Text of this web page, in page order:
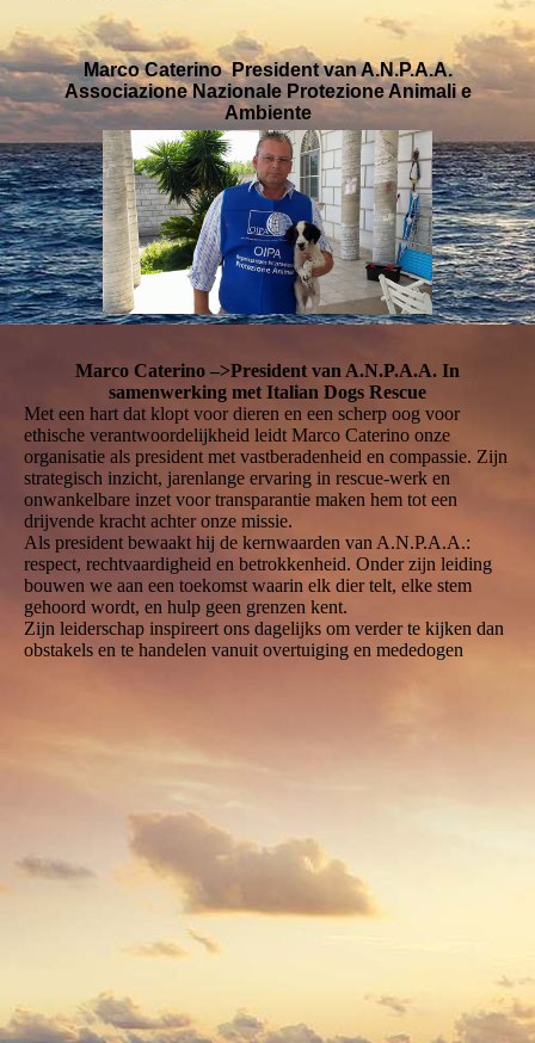
Marco Caterino President van A.N.P.A.A.
Associazione Nazionale Protezione Animali e
Ambiente
Marco Caterino –>President van A.N.P.A.A. In
samenwerking met Italian Dogs Rescue
Met een hart dat klopt voor dieren en een scherp oog voor
ethische verantwoordelijkheid leidt Marco Caterino onze
organisatie als president met vastberadenheid en compassie. Zijn
strategisch inzicht, jarenlange ervaring in rescue-werk en
onwankelbare inzet voor transparantie maken hem tot een
drijvende kracht achter onze missie.
Als president bewaakt hij de kernwaarden van A.N.P.A.A.:
respect, rechtvaardigheid en betrokkenheid. Onder zijn leiding
bouwen we aan een toekomst waarin elk dier telt, elke stem
gehoord wordt, en hulp geen grenzen kent.
Zijn leiderschap inspireert ons dagelijks om verder te kijken dan
obstakels en te handelen vanuit overtuiging en mededogen